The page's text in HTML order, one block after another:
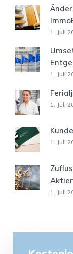
1. Juli
1. Juli
1. Juli
1. Juli
1. Juli